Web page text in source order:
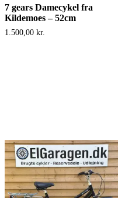
7 gears Damecykel fra
Kildemoes – 52cm
1.500,00 kr.